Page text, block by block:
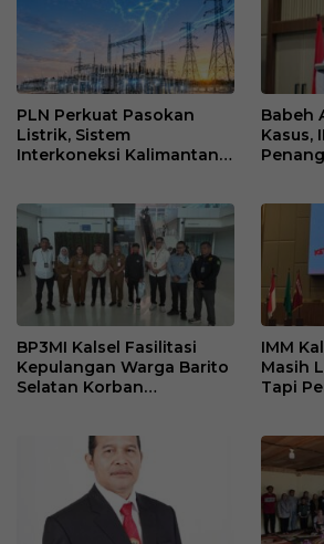
PLN Perkuat Pasokan
Listrik, Sistem
Interkoneksi Kalimantan
Babeh
Kasus,
BP3MI Kalsel Fasilitasi
Kepulangan Warga Barito
Selatan Korban
IMM
Masih
Tapi